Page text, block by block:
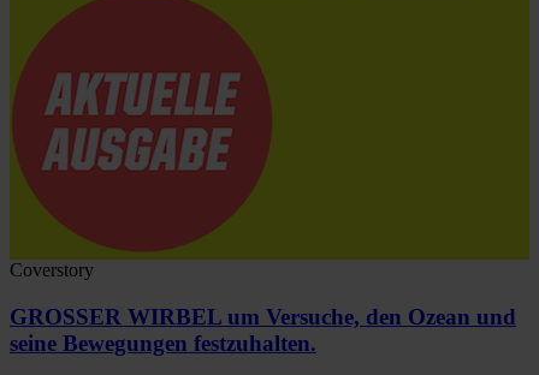
Coverstory
GROSSER WIRBEL um Versuche, den Ozean und
seine Bewegungen festzuhalten.